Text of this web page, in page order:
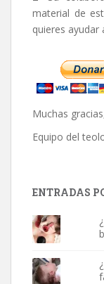
material de
quieres ayudar
Muchas
Equipo del
ENTRADAS